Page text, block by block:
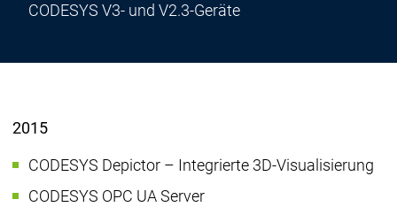
CODESYS V3- und V2.3-Geräte
2015
CODESYS Depictor – Integrierte 3D-Visualisierung
CODESYS OPC UA Server